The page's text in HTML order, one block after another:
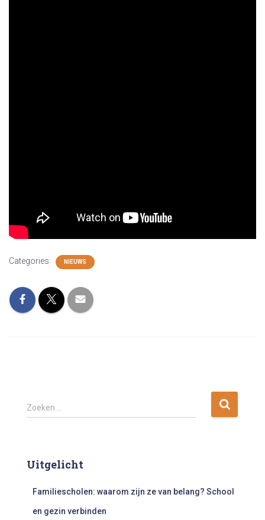
Categories: NIEUWS
Z
o
n
Zoeken …
Uitgelicht
Familiescholen: waarom zijn ze van belang? School
en gezin verbinden